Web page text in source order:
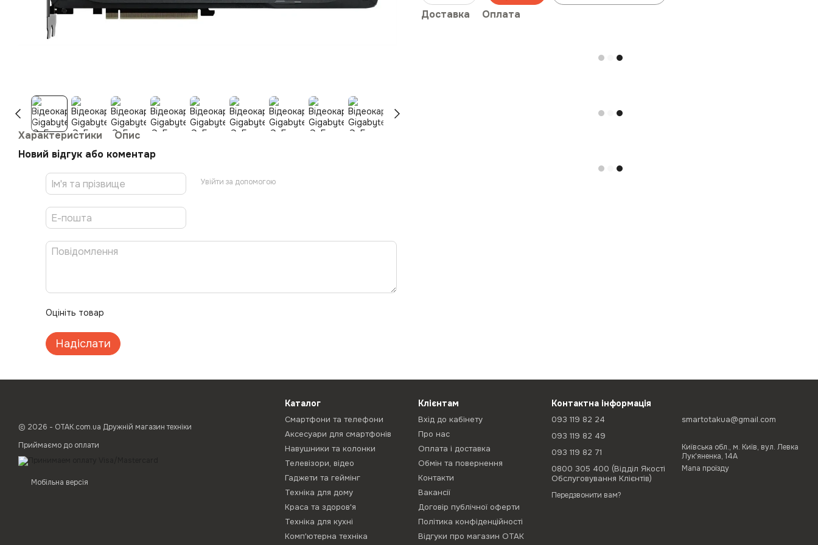
Характеристики
Опис
Новий відгук або коментар
Увійти за допомогою
Оцініть товар
Надіслати
Доставка Оплата
© 2026 - ОТАК.com.ua Дружній магазин техніки
Приймаємо до оплати
Мобільна версія
Каталог
Смартфони та телефони
Аксесуари для смартфонів
Навушники та колонки
Телевізори, відео
Гаджети та геймінг
Техніка для дому
Краса та здоров'я
Техніка для кухні
Комп'ютерна техніка
Клієнтам
Вхід до кабінету
Про нас
Оплата і доставка
Обмін та повернення
Контакти
Вакансії
Договір публічної оферти
Політика конфіденційності
Відгуки про магазин ОТАК
Контактна інформація
093 119 82 24
093 119 82 49
093 119 82 71
0800 305 400 (Відділ Якості
Обслуговування Клієнтів)
Передзвонити вам?
smartotakua@gmail.com
Київська обл., м. Київ, вул. Левка
Лук'яненка, 14А
Мапа проїзду